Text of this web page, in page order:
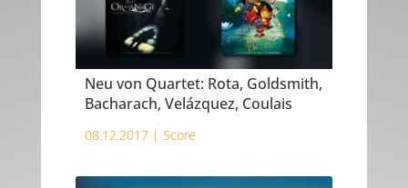
Neu von Quartet: Rota, Goldsmith,
Bacharach, Velázquez, Coulais
08.12.2017 | Score